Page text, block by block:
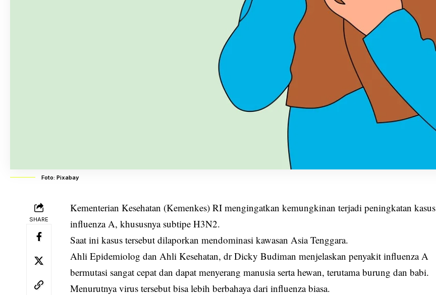
Foto: Pixabay
SHARE
Kementerian Kesehatan (Kemenkes) RI mengingatkan kemungkinan terjadi peningkatan kasus
influenza A, khususnya subtipe H3N2.
Saat ini kasus tersebut dilaporkan mendominasi kawasan Asia Tenggara.
Ahli Epidemiolog dan Ahli Kesehatan, dr Dicky Budiman menjelaskan penyakit influenza A
bermutasi sangat cepat dan dapat menyerang manusia serta hewan, terutama burung dan babi.
Menurutnya virus tersebut bisa lebih berbahaya dari influenza biasa.